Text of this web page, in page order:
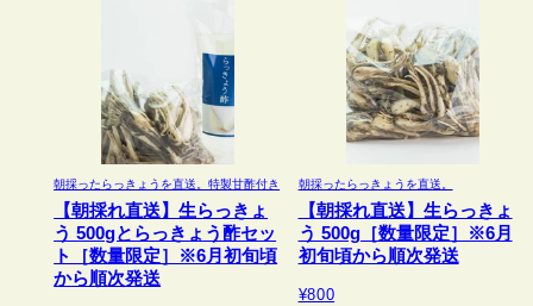
朝採ったらっきょうを直送。特製甘酢付き
【朝採れ直送】生らっきょ
う 500gとらっきょう酢セッ
ト［数量限定］※6月初旬頃
から順次発送
朝採ったらっきょうを直送。
【朝採れ直送】生らっきょ
う 500g［数量限定］※6月
初旬頃から順次発送
¥800